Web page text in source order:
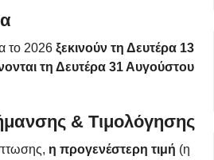
το 2026 ξεκινούν τη Δευτέρα 13
τη Δευτέρα 31 Αυγούστου
& Τιμολόγησης
η προγενέστερη τιμή (η